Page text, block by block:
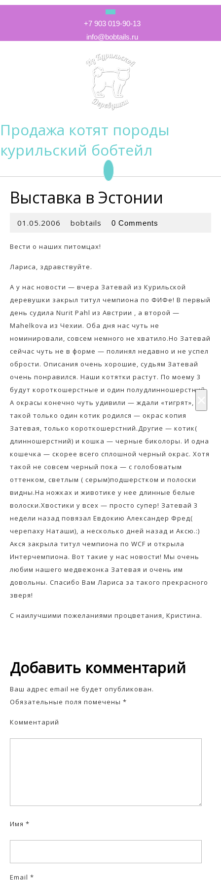
+7 903 019-90-13
info@bobtails.ru
Продажа котят породы
курильский бобтейл
Open
Выставка в Эстонии
01.05.2006 01.05.2006
bobtails bobtails
0 Comments
Вести о наших питомцах!
Лариса, здравствуйте.
А у нас новости — вчера Затевай из Курильской
деревушки закрыл титул чемпиона по ФИФе! В первый
день судила Nurit Pahl из Австрии , а второй —
Mahelkova из Чехии. Оба дня нас чуть не
номинировали, совсем немного не хватило.Но Затевай
сейчас чуть не в форме — полинял недавно и не успел
обрости. Описания очень хорошие, судьям Затевай
очень понравился. Наши котятки растут. По моему 3
будут короткошерстные и один полудлинношерстний.
А окрасы конечно чуть удивили — ждали «тигрят», а
такой только один котик родился — окрас копия
Затевая, только короткошерстний.Другие — котик(
длинношерстний) и кошка — черные биколоры. И одна
кошечка — скорее всего сплошной черный окрас. Хотя
такой не совсем черный пока — с голобоватым
оттенком, светлым ( серым)подшерстком и полоски
видны.На ножках и животике у нее длинные белые
волоски.Хвостики у всех — просто супер! Затевай 3
недели назад повязал Евдокию Александер Фред(
черепаху Наташи), а несколько дней назад и Аксю.:)
Акся закрыла титул чемпиона по WCF и открыла
Интерчемпиона. Вот такие у нас новости! Мы очень
любим нашего медвежонка Затевая и очень им
довольны. Спасибо Вам Лариса за такого прекрасного
зверя!
С наилучшими пожеланиями процветания, Кристина.
Добавить комментарий
Ваш адрес email не будет опубликован.
Обязательные поля помечены *
Комментарий
Имя *
Email *